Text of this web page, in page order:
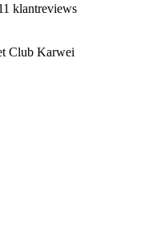
klantreviews
Club Karwei